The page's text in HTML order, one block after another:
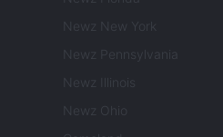
Newz New York
Newz Pennsylvania
Newz Illinois
Newz Ohio